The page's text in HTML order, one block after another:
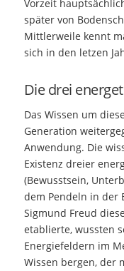
Vorzeit
später von
Mittlerweile kennt
sich in den letzen
Die drei
Das Wissen um
Generation
Anwendung. Die
Existenz dreier
(Bewusstsein,
dem Pendeln in der
Sigmund Freud
etablierte, wussten
Energiefeldern im
Wissen bergen, der